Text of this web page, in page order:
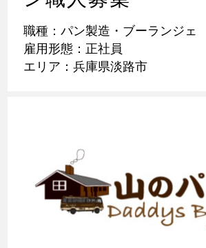
職種：パン製造・ブーランジェ
雇用形態：正社員
エリア：兵庫県淡路市